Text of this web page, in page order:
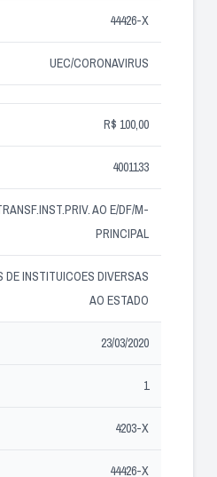
44426-X
UEC/CORONAVIRUS
R$ 100,00
4001133
AO E/DF/M-
PRINCIPAL
DE INSTITUICOES DIVERSAS
AO ESTADO
23/03/2020
1
4203-X
44426-X